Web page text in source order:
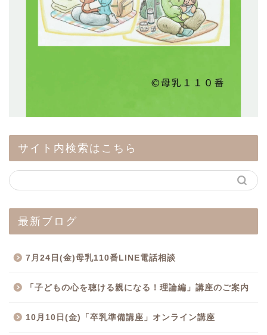
サイト内検索はこちら
最新ブログ
7月24日(金)母乳110番LINE電話相談
「子どもの心を聴ける親になる！理論編」講座のご案内
10月10日(金)「卒乳準備講座」オンライン講座